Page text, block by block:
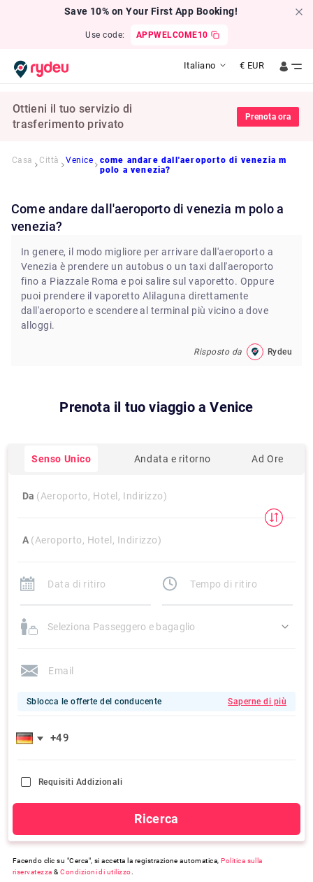
Save 10% on Your First App Booking!
Use code: APPWELCOME10
Italiano € EUR
Ottieni il tuo servizio di
trasferimento privato
Prenota ora
Casa Città Venice
come andare dall'aeroporto di venezia m
polo a venezia?
come andare dall'aeroporto di venezia m polo a
venezia?
In genere, il modo migliore per arrivare dall'aeroporto a
Venezia è prendere un autobus o un taxi dall'aeroporto
fino a Piazzale Roma e poi salire sul vaporetto. Oppure
puoi prendere il vaporetto Alilaguna direttamente
dall'aeroporto e scendere al terminal più vicino a dove
alloggi.
Risposto da Rydeu
Prenota il tuo viaggio a Venice
Senso Unico Andata e ritorno Ad Ore
Da (Aeroporto, Hotel, Indirizzo)
A (Aeroporto, Hotel, Indirizzo)
Seleziona Passeggero e bagaglio
Sblocca le offerte del conducente Saperne di più
Requisiti Addizionali
Ricerca
Facendo clic su "Cerca", si accetta la registrazione automatica, Politica sulla
riservatezza &Condizioni di utilizzo